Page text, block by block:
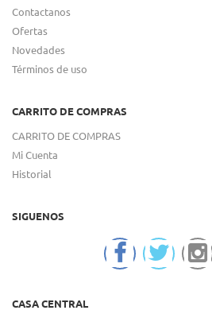
Contactanos
Ofertas
Novedades
Términos de uso
CARRITO DE COMPRAS
CARRITO DE COMPRAS
Mi Cuenta
Historial
SIGUENOS
CASA CENTRAL